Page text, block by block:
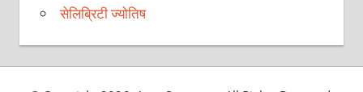
सेलिब्रिटी ज्योतिष